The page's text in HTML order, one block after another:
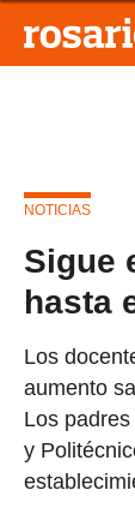
NOTICIAS
Sigue
hasta
Los
aumento
Los
y